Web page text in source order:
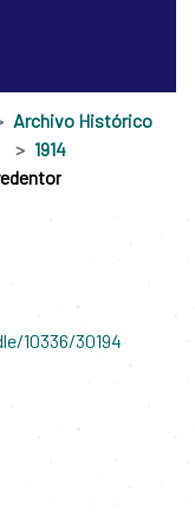
Archivo Histórico
1914
10336/30194